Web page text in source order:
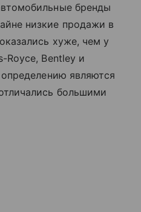
бренды
низкие продажи в
хуже, чем у
Royce, Bentley и
являются
большими